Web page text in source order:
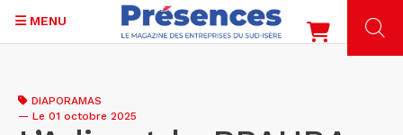
contenu
principal
MENU
DIAPORAMAS
— Le 01 octobre 2025